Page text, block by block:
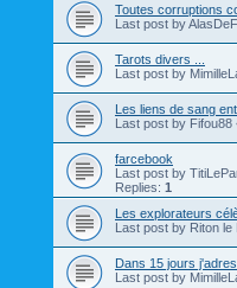
Toutes corruptions
Last post by
Tarots divers ...
Last post by
Les liens de sang
Last post by Fifou88
farcebook
Last post by
Replies: 1
Les explorateurs
Last post by Riton le
Dans 15 jours
Last post by